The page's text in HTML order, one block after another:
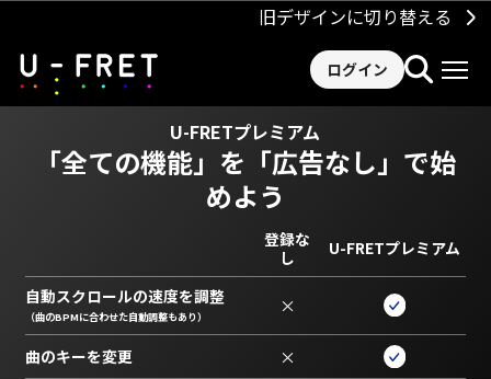
旧デザインに切り替える
ログイン
U-FRETプレミアム
「全ての機能」を 「広告なし」で始
めよう
登録な
し
U-FRETプレミアム
自動スクロールの速度を調整
（曲のBPMに合わせた自動調整もあり） ×
曲のキーを変更 ×